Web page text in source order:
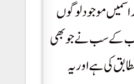
اسمیں موجود لوگوں
سب کے سب نے جو بھی
کی ہے اور یہ